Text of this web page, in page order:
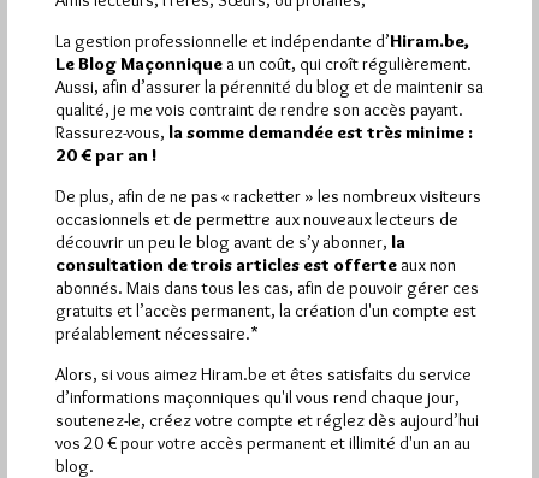
l'Ordre du GODF Marc Fontenay donnera, à l'invitation…
DansManifestations 0 commentaire
Hier vendredi 7 août 2026, Hiram.be a reçu1 864
visiteset3 133 pagesont été lues (Source :
Pirsch.io)
Plus d’informations
Quels sont les articles les plus lus du blog ?
La gestion professionnelle et indépendante d’Hiram.be,
Le Blog Maçonnique a un coût, qui croît régulièrement.
Aussi, afin d’assurer la pérennité du blog et de maintenir sa
qualité, je me vois contraint de rendre son accès payant.
Rassurez-vous, la somme demandée est très minime :
20 € par an !
De plus, afin de ne pas « racketter » les nombreux visiteurs
occasionnels et de permettre aux nouveaux lecteurs de
découvrir un peu le blog avant de s’y abonner, la
consultation de trois articles est offerte aux non
abonnés. Mais dans tous les cas, afin de pouvoir gérer ces
gratuits et l’accès permanent, la création d'un compte est
préalablement nécessaire.*
Alors, si vous aimez Hiram.be et êtes satisfaits du service
d’informations maçonniques qu'il vous rend chaque jour,
soutenez-le, créez votre compte et réglez dès aujourd’hui
vos 20 € pour votre accès permanent et illimité d'un an au
blog.